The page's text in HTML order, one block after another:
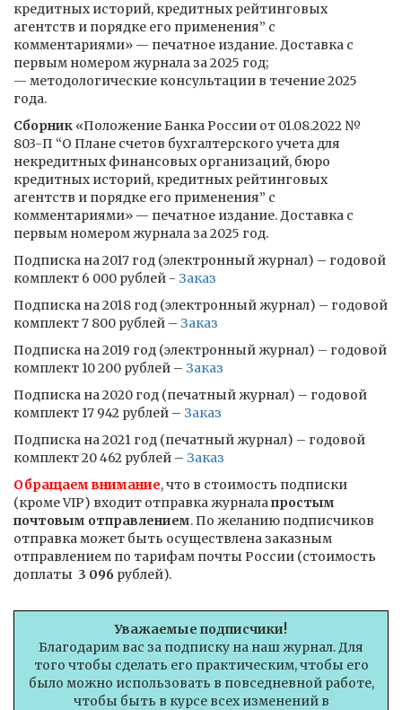
кредитных историй, кредитных рейтинговых
агентств и порядке его применения” с
комментариями» — печатное издание. Доставка с
первым номером журнала за 2025 год;
— методологические консультации в течение 2025
года.
Сборник «Положение Банка России от 01.08.2022 №
803-П “О Плане счетов бухгалтерского учета для
некредитных финансовых организаций, бюро
кредитных историй, кредитных рейтинговых
агентств и порядке его применения” с
комментариями» — печатное издание. Доставка с
первым номером журнала за 2025 год.
Подписка на 2017 год (электронный журнал) – годовой
комплект 6 000 рублей - Заказ
Подписка на 2018 год (электронный журнал) – годовой
комплект 7 800 рублей – Заказ
Подписка на 2019 год (электронный журнал) – годовой
комплект 10 200 рублей – Заказ
Подписка на 2020 год (печатный журнал) – годовой
комплект 17 942 рублей – Заказ
Подписка на 2021 год (печатный журнал) – годовой
комплект 20 462 рублей – Заказ
Обращаем внимание, что в стоимость подписки
(кроме VIP) входит отправка журналапростым
почтовым отправлением. По желанию подписчиков
отправка может быть осуществлена заказным
отправлением по тарифам почты России (стоимость
доплаты ­ 3 096 рублей).
Уважаемые подписчики!
Благодарим вас за подписку на наш журнал. Для
того чтобы сделать его практическим, чтобы его
было можно использовать в повседневной работе,
чтобы быть в курсе всех изменений в